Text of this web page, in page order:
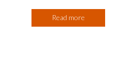
Read more